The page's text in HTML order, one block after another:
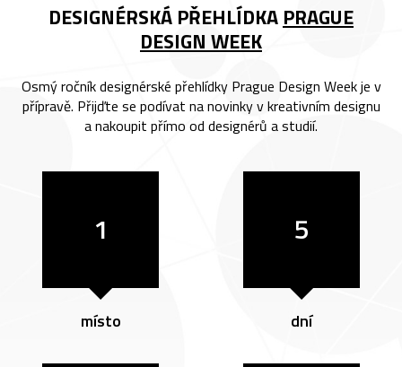
DESIGNÉRSKÁ PŘEHLÍDKA PRAGUE
DESIGN WEEK
Osmý ročník designérské přehlídky Prague Design Week je v
přípravě. Přijďte se podívat na novinky v kreativním designu
a nakoupit přímo od designérů a studií.
1
místo
5
dní